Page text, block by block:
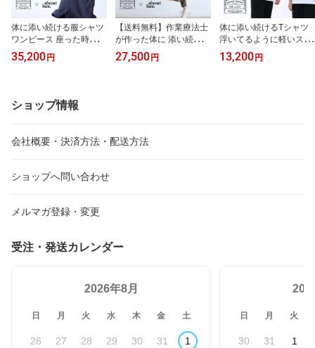
体に添い続ける服シャツ
ワンピース 座った時も美
しく生活動作を妨げない
ワンピース 寄り添う ス
ジュアル おしゃれ ファ
ッション コーディネイト
春夏用 半袖
35,200 円
【送料無料】作業療法士
が作った体に 添い続ける
服 第2弾 体に添い続ける
パンツ ストレスフリーな
27,500 円
体に添い続けるTシャツ
浮いてるように軽いスト
レスフリーTシャツ Tシ
ャツ 寄り添う ストレス
13,200 円
ショップ情報
会社概要・決済方法・配送方法
ショップへ問い合わせ
メルマガ登録・変更
受注・発送カレンダー
2026年8月
日 月 火 水 木 金 土
26 27 28 29 30 31 1
日 月 火
30 31 1